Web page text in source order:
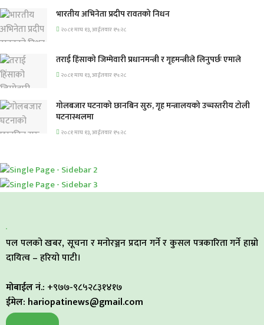
भारतीय अभिनेता प्रदीप रावतको निधन
२०८१ माघ १३, आईतवार १५:२८
तराई हिंसाको जिम्मेवारी प्रधानमन्त्री र गृहमन्त्रीले लिनुपर्छः एमाले
२०८१ माघ १३, आईतवार १५:२८
गोलबजार घटनाको छानबिन सुरु, गृह मन्त्रालयको उच्चस्तरीय टोली
घटनास्थलमा
२०८१ माघ १३, आईतवार १५:२८
पल पलको खबर, सूचना र मनोरञ्जन प्रदान गर्ने र कुसल पत्रकारिता गर्ने हाम्रो
दायित्व – हरियो पाटी।
मोबाईल नं.: +९७७-९८५२८३१४१७
ईमेल: hariopatinews@gmail.com